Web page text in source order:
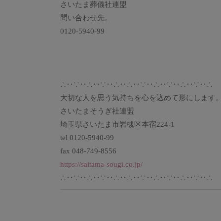
さいたま葬儀社連盟
問い合わせ先。
0120-5940-99
∴‥∵‥∴‥∵‥∴‥∴‥∵‥∴‥∵‥∴‥∵‥∴
大切な人を思う気持ちを心を込めて形にします
さいたまそうぎ社連盟
埼玉県さいたま市岩槻区本宿224-1
tel 0120-5940-99
fax 048-749-8556
https://saitama-sougi.co.jp/
∴‥∵‥∴‥∵‥∴‥∴‥∵‥∴‥∵‥∴‥∵‥∴